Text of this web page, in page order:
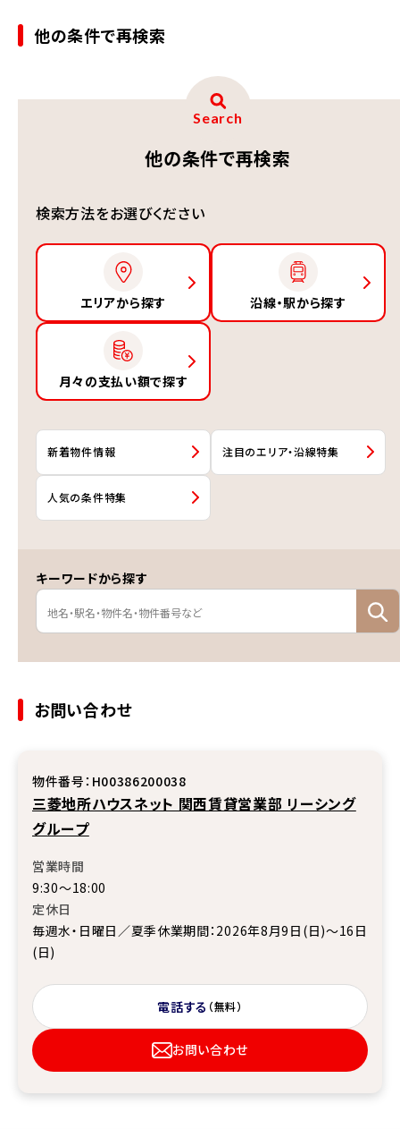
他の条件で再検索
Search
他の条件で再検索
検索方法をお選びください
エリアから探す 沿線・駅から探す
月々の支払い額で探す
新着物件情報 注目のエリア・沿線特集
人気の条件特集
キーワードから探す
お問い合わせ
三菱地所ハウスネット 関西賃貸営業部 リーシング
グループ
物件番号：H00386200038
営業時間
9:30～18:00
定休日
毎週水・日曜日／夏季休業期間：2026年8月9日(日)～16日
(日)
電話する （無料）
お問い合わせ